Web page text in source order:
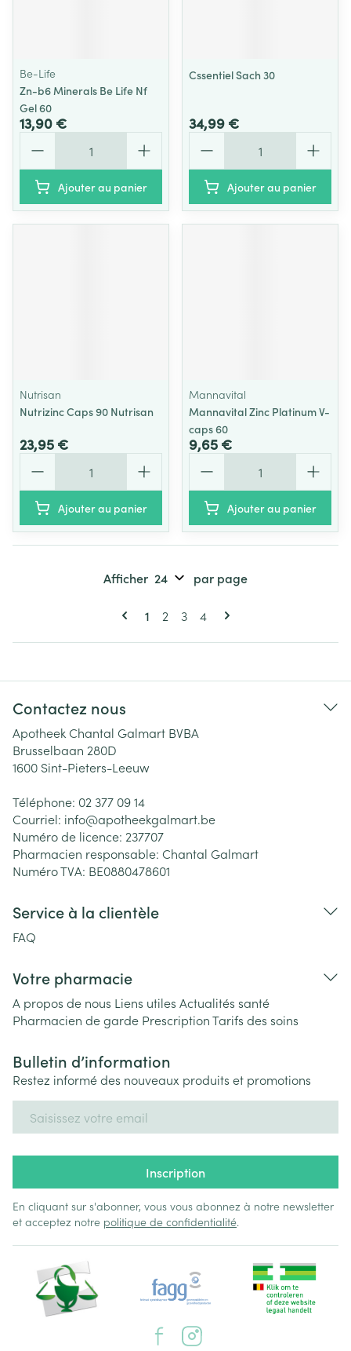
Be-Life
Zn-b6 Minerals Be Life Nf
Gel 60
13,90 €
Ajouter au panier
Cssentiel Sach 30
34,99 €
Ajouter au panier
Nutrisan
Nutrizinc Caps 90 Nutrisan
23,95 €
Ajouter au panier
Mannavital
Mannavital Zinc Platinum V-
caps 60
9,65 €
Ajouter au panier
Pages
Vous lisez actuellement la page
1 Page
2 Page
3 Page
4
Afficher par page
Contactez nous
Apotheek Chantal Galmart BVBA
Brusselbaan 280D
1600 Sint-Pieters-Leeuw
Téléphone: 02 377 09 14
Courriel: info@apotheekgalmart.be
Numéro de licence: 237707
Pharmacien responsable: Chantal Galmart
Numéro TVA: BE0880478601
Service à la clientèle
FAQ
Votre pharmacie
A propos de nous Liens utiles Actualités santé
Pharmacien de garde PrescriptionTarifs des soins
Bulletin d’information
Restez informé des nouveaux produits et promotions
Inscription
En cliquant sur s'abonner, vous vous abonnez à notre newsletter
et acceptez notre politique de confidentialité.